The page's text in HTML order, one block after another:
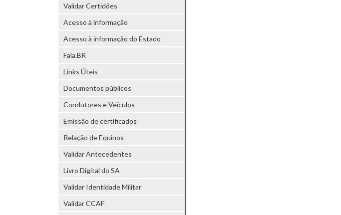
Validar Certidões
Acesso à informação
Acesso à informação do Estado
Fala.BR
Links Úteis
Documentos públicos
Condutores e Veículos
Emissão de certificados
Relação de Equinos
Validar Antecedentes
Livro Digital do SA
Validar Identidade Militar
Validar CCAF